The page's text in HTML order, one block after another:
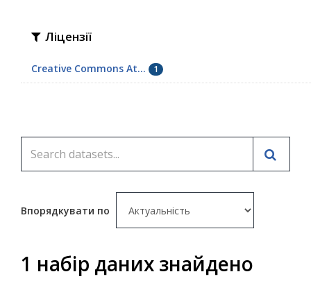
Ліцензії
Creative Commons At... 1
Впорядкувати по
1 набір даних знайдено